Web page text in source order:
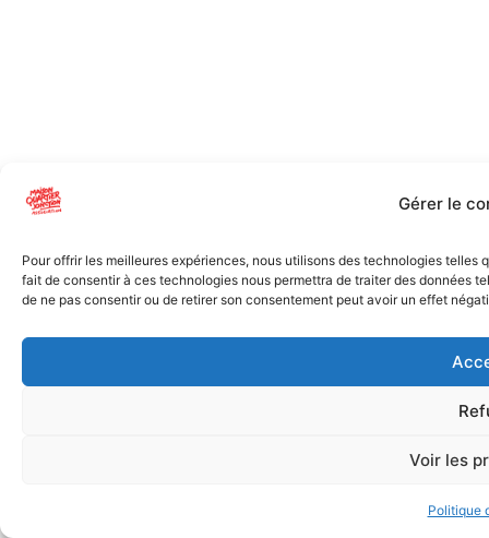
Gérer le
Pour offrir les meilleures expériences, nous utilisons des technologies
fait de consentir à ces technologies nous permettra de traiter des données
de ne pas consentir ou de retirer son consentement peut avoir un effet
Voir les
Politique